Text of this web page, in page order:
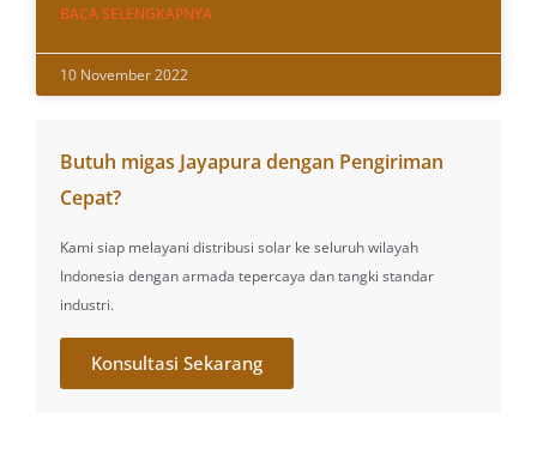
BACA SELENGKAPNYA
10 November 2022
Butuh migas Jayapura dengan Pengiriman
Cepat?
Kami siap melayani distribusi solar ke seluruh wilayah
Indonesia dengan armada tepercaya dan tangki standar
industri.
Konsultasi Sekarang